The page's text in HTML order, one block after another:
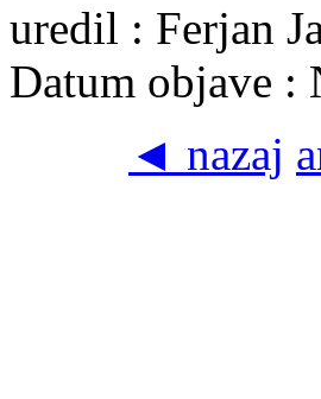
uredil : Ferjan
Datum objave :
◄ nazaj